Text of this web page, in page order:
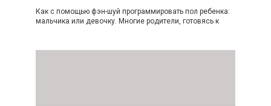
Как с помощью фэн-шуй программировать пол ребенка:
мальчика или девочку. Многие родители, готовясь к